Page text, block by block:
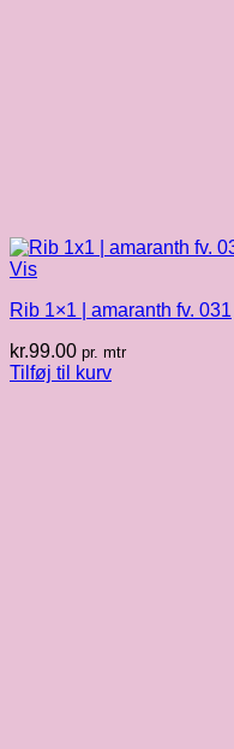
Vis
Rib 1×1 | amaranth fv. 031
kr.99.00 pr. mtr
Tilføj til kurv